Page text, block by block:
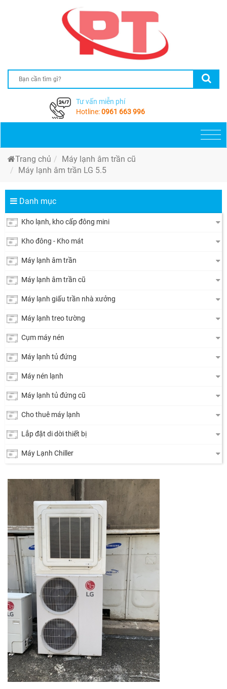
Tư vấn miễn phí
Hotline:0961 663 996
Trang chủ
Máy lạnh âm trần cũ
Máy lạnh âm trần LG 5.5
Danh mục
Kho lạnh, kho cấp đông mini
Kho đông - Kho mát
Máy lạnh âm trần
Máy lạnh âm trần cũ
Máy lạnh giấu trần nhà xưởng
Máy lạnh treo tường
Cụm máy nén
Máy lạnh tủ đứng
Máy nén lạnh
Máy lạnh tủ đứng cũ
Cho thuê máy lạnh
Lắp đặt di dời thiết bị
Máy Lạnh Chiller